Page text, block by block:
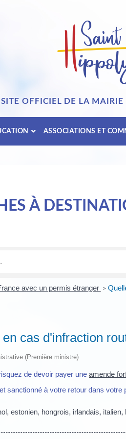
SITE OFFICIEL DE LA
ASSOCIATIONS ET
À
avec un permis étranger >
cas d'infraction
(Première ministre)
de devoir payer une amende
sanctionné à votre retour dans votre
estonien, hongrois, irlandais,